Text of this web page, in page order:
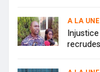
A LA UNE
Injustice